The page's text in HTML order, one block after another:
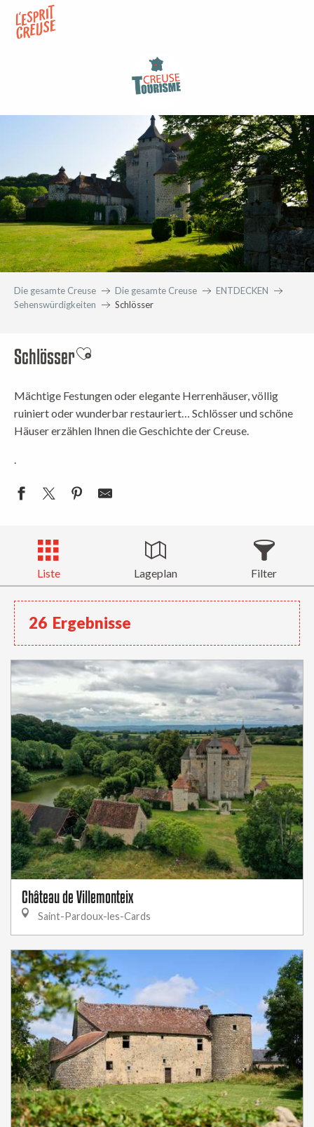
contenu
Die gesamte Creuse Die gesamte Creuse
ENTDECKEN
Sehenswürdigkeiten
Schlösser
SchlösserAjouter aux favoris
Mächtige Festungen oder elegante Herrenhäuser, völlig
ruiniert oder wunderbar restauriert… Schlösser und schöne
Häuser erzählen Ihnen die Geschichte der Creuse.
.
Liste Lageplan Filter
26 Ergebnisse
Château de Villemonteix
Saint-Pardoux-les-Cards